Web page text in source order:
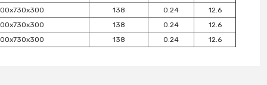
138 0.24
12.6
138 0.24
12.6
138 0.24 12.6